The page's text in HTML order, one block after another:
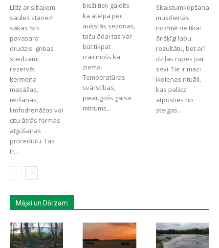
Līdz ar siltajiem
saules stariem
sākas īsts
pavasara
drudzis: gribas
steidzami
rezervēt
ķermeņa
masāžas,
ietīšanās,
limfodrenāžas vai
citu ātrās formas
atgūšanas
procedūru. Tas
ir...
bieži tiek gaidīts
kā atelpa pēc
aukstās sezonas,
taču ādai tas var
būt tikpat
izaicinošs kā
ziema.
Temperatūras
svārstības,
pieaugošs gaisa
mitrums...
Skaistumkopšana
mūsdienās
nozīmē ne tikai
ārišķīgi labu
rezultātu, bet arī
dziļas rūpes par
sevi. Tie ir mazi
ikdienas rituāli,
kas palīdz
atpūsties no
steigas...
Mājai un Dārzam